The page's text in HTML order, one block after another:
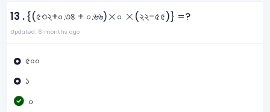
13 .{(৫৩২+০.৩৪ + ০.৬৬)×
×০ ×
× (২২-৫৫)} =?
Updated: 6 months ago
৫০০
১
০